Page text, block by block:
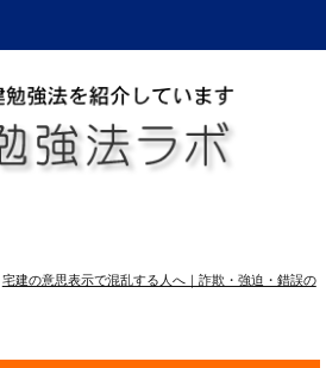
宅建の意思表示で混乱する人へ｜詐欺・強迫・錯誤の